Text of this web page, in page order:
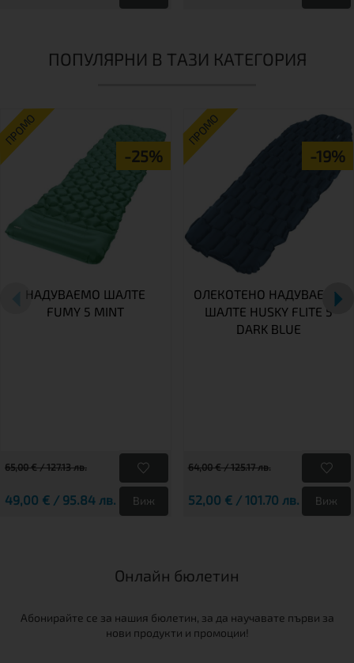
ПОПУЛЯРНИ В ТАЗИ КАТЕГОРИЯ
ПРОМО
-25%
НАДУВАЕМО ШАЛТЕ
FUMY 5 MINT
65,00 € / 127.13 лв.
49,00 € / 95.84 лв. Виж
ПРОМО
-19%
ОЛЕКОТЕНО НАДУВАЕМО
ШАЛТЕ HUSKY FLITE 5
DARK BLUE
64,00 € / 125.17 лв.
52,00 € / 101.70 лв. Виж
Онлайн бюлетин
Абонирайте се за нашия бюлетин, за да научавате първи за
нови продукти и промоции!